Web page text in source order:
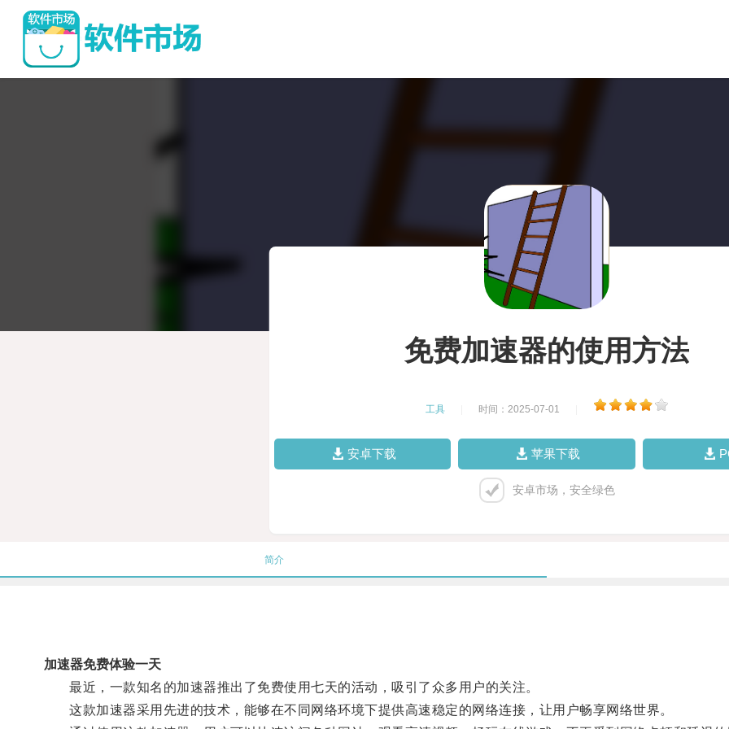
免费加速器的使用方法
工具 时间：2025-07-01
安卓下载 苹果下载
安卓市场，安全绿色
简介
加速器免费体验一天
最近，一款知名的加速器推出了免费使用七天的活动，吸引了众多用户的关注。
这款加速器采用先进的技术，能够在不同网络环境下提供高速稳定的网络连接，让用户畅享网络世界。